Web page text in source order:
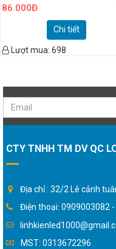
86.000Đ
Chi tiết
Lượt mua: 698
CTY TNHH TM DV QC
Địa chỉ : 32/2 Lê cảnh
Điện thoại: 0909003082
MST: 0313672296